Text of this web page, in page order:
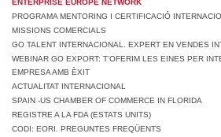
ENTERPRISE EUROPE NETWORK
PROGRAMA MENTORING I CERTIFICACIÓ
MISSIONS COMERCIALS
GO TALENT INTERNACIONAL. EXPERT EN VENDES
WEBINAR GO EXPORT: T’OFERIM LES EINES PER
EMPRESA AMB ÈXIT
ACTUALITAT INTERNACIONAL
SPAIN -US CHAMBER OF COMMERCE IN FLORIDA
REGISTRE A LA FDA (ESTATS UNITS)
CODI: EORI. PREGUNTES FREQÜENTS